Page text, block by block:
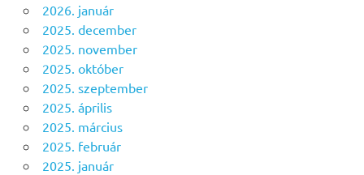
2026. január
2025. december
2025. november
2025. október
2025. szeptember
2025. április
2025. március
2025. február
2025. január